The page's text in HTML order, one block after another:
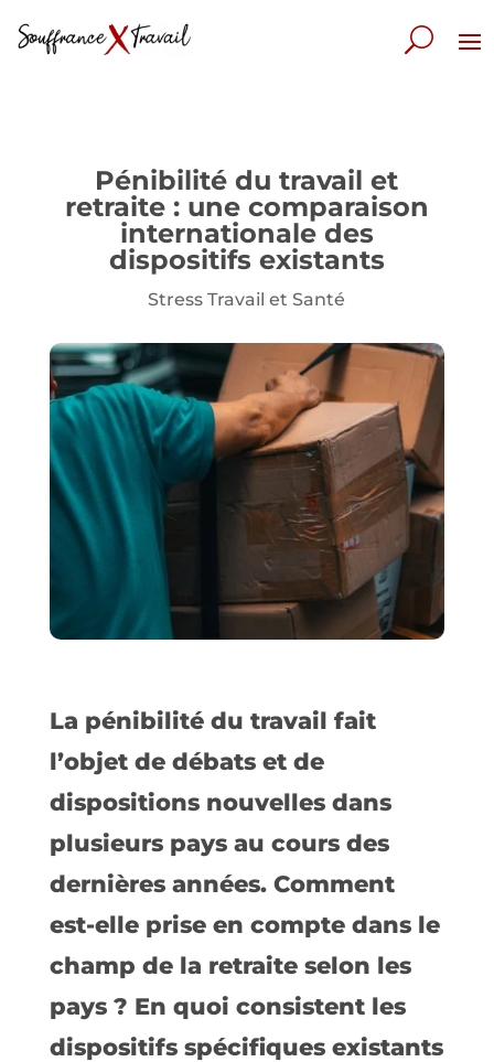
Pénibilité du travail et
retraite : une comparaison
internationale des
dispositifs existants
Stress Travail et Santé
La pénibilité du travail fait
l’objet de débats et de
dispositions nouvelles dans
plusieurs pays au cours des
dernières années. Comment
est-elle prise en compte dans le
champ de la retraite selon les
pays ? En quoi consistent les
dispositifs spécifiques existants